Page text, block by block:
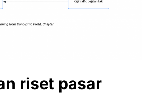
riset pasar